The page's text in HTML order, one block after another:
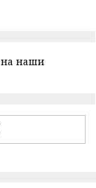
на наши